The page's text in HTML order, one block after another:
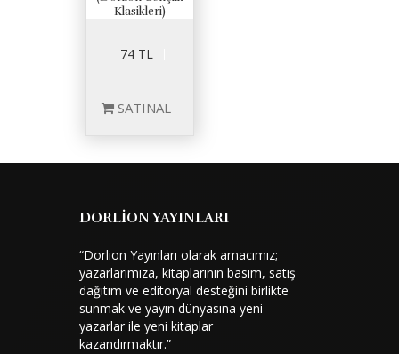
Klasikleri)
74 TL
SATINAL
DORLİON YAYINLARI
“Dorlion Yayınları olarak amacımız;
yazarlarımıza, kitaplarının basım, satış
dağıtım ve editoryal desteğini birlikte
sunmak ve yayın dünyasına yeni
yazarlar ile yeni kitaplar
kazandırmaktır.”